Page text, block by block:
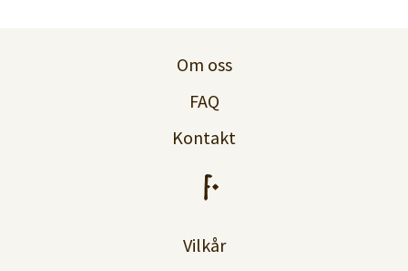
Om oss
FAQ
Kontakt
Vilkår